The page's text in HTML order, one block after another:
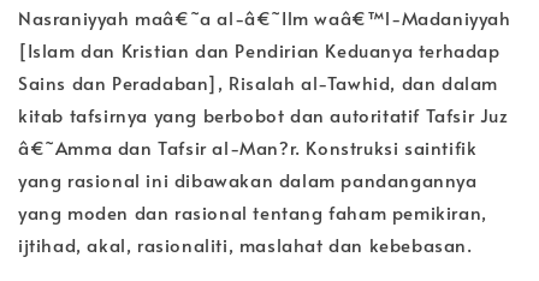
Nasraniyyah maâ€˜a al-â€˜Ilm waâ€™l-Madaniyyah
[Islam dan Kristian dan Pendirian Keduanya terhadap
Sains dan Peradaban], Risalah al-Tawhid, dan dalam
kitab tafsirnya yang berbobot dan autoritatif Tafsir Juz
â€˜Amma dan Tafsir al-Man?r. Konstruksi saintifik
yang rasional ini dibawakan dalam pandangannya
yang moden dan rasional tentang faham pemikiran,
ijtihad, akal, rasionaliti, maslahat dan kebebasan.